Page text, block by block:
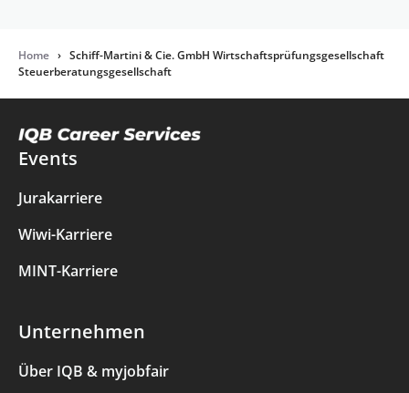
Home › Schiff-Martini & Cie. GmbH Wirtschaftsprüfungsgesellschaft
Steuerberatungsgesellschaft
Events
Jurakarriere
Wiwi-Karriere
MINT-Karriere
Unternehmen
Über IQB & myjobfair